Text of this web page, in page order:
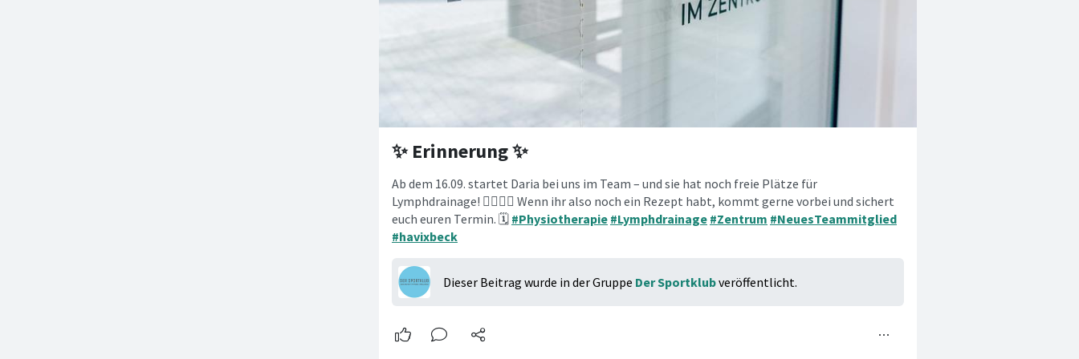
✨ Erinnerung ✨
Ab dem 16.09. startet Daria bei uns im Team – und sie hat noch freie Plätze für
Lymphdrainage! 💆‍♀️💆‍♂️ Wenn ihr also noch ein Rezept habt, kommt gerne vorbei und sichert
euch euren Termin. 🗓️ #Physiotherapie #Lymphdrainage #Zentrum #NeuesTeammitglied
#havixbeck
Dieser Beitrag wurde in der Gruppe Der Sportklubveröffentlicht.